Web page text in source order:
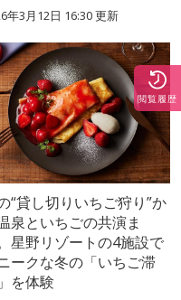
年3月12日 16:30 更新
“貸し切りいちご狩り”か
泉といちごの共演ま
星野リゾートの4施設で
ークな冬の「いちご滞
を体験
閲覧履歴